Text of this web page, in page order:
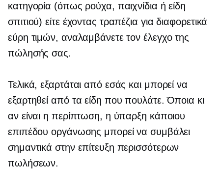
κατηγορία (όπως ρούχα, παιχνίδια ή είδη
σπιτιού) είτε έχοντας τραπέζια για διαφορετικά
εύρη τιμών, αναλαμβάνετε τον έλεγχο της
πώλησής σας.
Τελικά, εξαρτάται από εσάς και μπορεί να
εξαρτηθεί από τα είδη που πουλάτε. Όποια κι
αν είναι η περίπτωση, η ύπαρξη κάποιου
επιπέδου οργάνωσης μπορεί να συμβάλει
σημαντικά στην επίτευξη περισσότερων
πωλήσεων.